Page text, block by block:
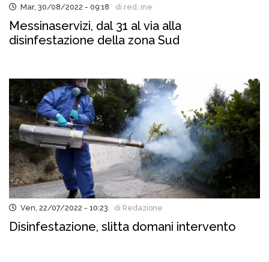
Mar, 30/08/2022 - 09:18 di red..me
Messinaservizi, dal 31 al via alla
disinfestazione della zona Sud
Ven, 22/07/2022 - 10:23 di Redazione
Disinfestazione, slitta domani intervento